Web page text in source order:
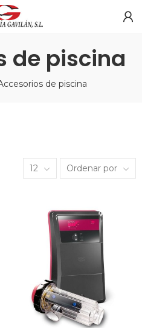
de piscina
de piscina
12 Ordenar por